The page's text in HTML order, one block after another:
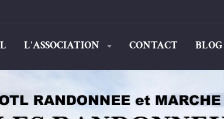
L'ASSOCIATION CONTACT BLOG